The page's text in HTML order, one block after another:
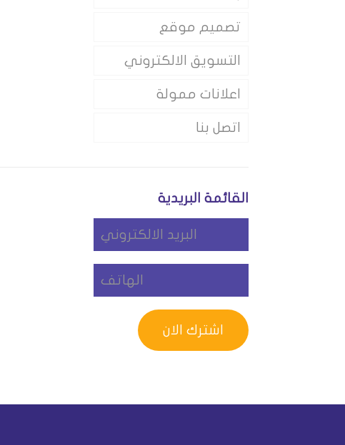
تصميم موقع
التسويق الالكتروني
اعلانات ممولة
اتصل بنا
القائمة البريدية